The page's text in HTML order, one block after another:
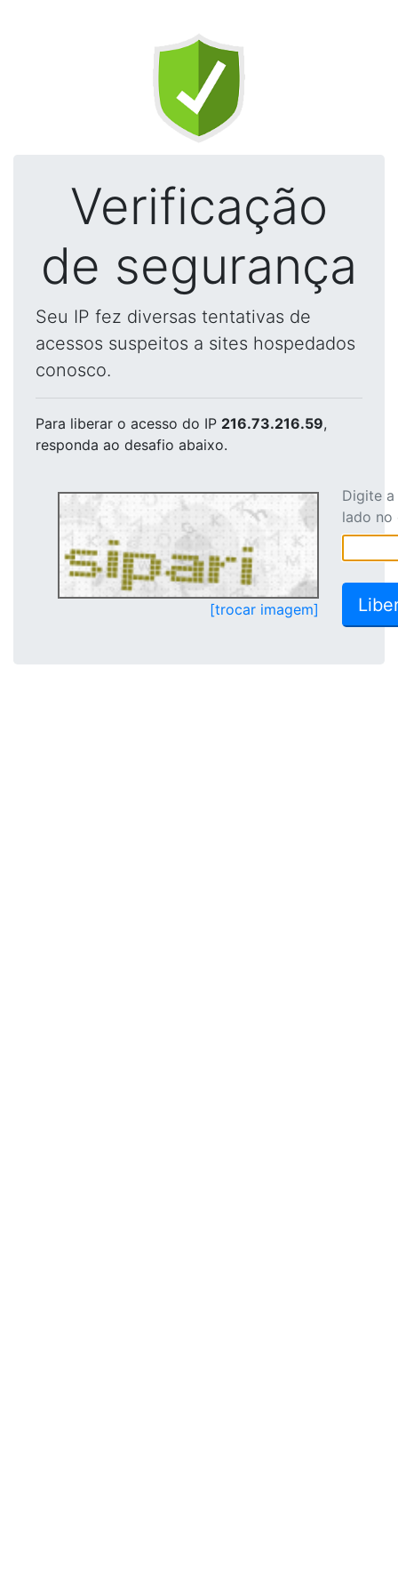
Verificação
de segurança
Seu IP fez diversas tentativas de
acessos suspeitos a sites hospedados
conosco.
Para liberar o acesso do IP 216.73.216.59,
responda ao desafio abaixo.
[trocar imagem]
Digite
lado no